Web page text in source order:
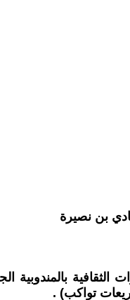
بن نصيرة